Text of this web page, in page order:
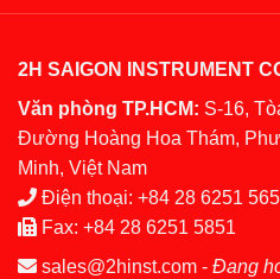
2H SAIGON INSTRUMENT
Văn phòng TP.HCM: S-16,
Đường Hoàng Hoa Thám,
Minh, Việt Nam
Điện thoại: +84 28 6251
Fax: +84 28 6251 5851
sales@2hinst.com - Đang